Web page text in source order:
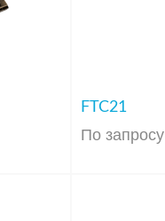
FTC21
По запросу